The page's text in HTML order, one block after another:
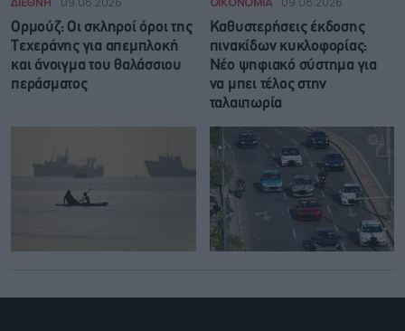
Ορμούζ: Οι σκληροί όροι της
Τεχεράνης για απεμπλοκή
και άνοιγμα του θαλάσσιου
περάσματος
Καθυστερήσεις έκδοσης
πινακίδων κυκλοφορίας:
Νέο ψηφιακό σύστημα για
να μπει τέλος στην
ταλαιπωρία